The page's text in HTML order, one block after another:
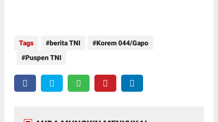
Tags berita TNI
Korem 044/Gapo
Puspen TNI